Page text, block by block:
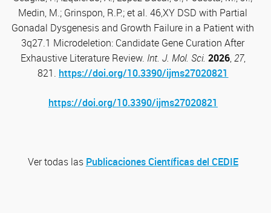
Medin, M.; Grinspon, R.P.; et al. 46,XY DSD with Partial
Gonadal Dysgenesis and Growth Failure in a Patient with
3q27.1 Microdeletion: Candidate Gene Curation After
Exhaustive Literature Review. Int. J. Mol. Sci. 2026,27,
821. https://doi.org/10.3390/ijms27020821
https://doi.org/10.3390/ijms27020821
Ver todas las Publicaciones Científicas del CEDIE